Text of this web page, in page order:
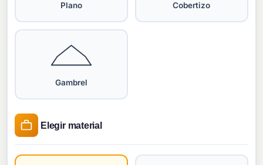
Plano Cobertizo
Gambrel
Elegir material